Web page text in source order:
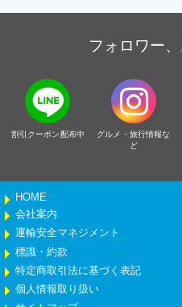
フォロワー
割引クーポン配布中
グルメ・旅行情報な
ど
HOME
会社案内
運輸安全マネジメント
標識・約款
特定商取引法に基づく表記
個人情報取り扱い